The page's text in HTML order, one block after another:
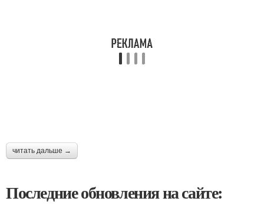
читать дальше →
Последние обновления на сайте: